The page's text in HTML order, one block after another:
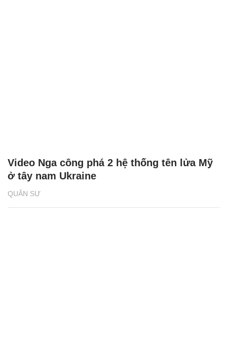
QUÂN SỰ
Video Nga công phá 2 hệ thống tên lửa Mỹ
ở tây nam Ukraine